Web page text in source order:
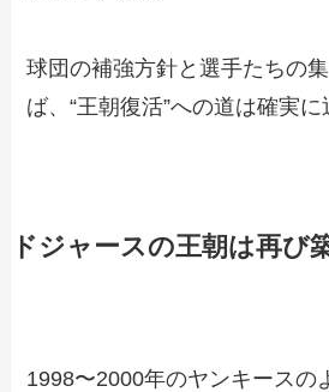
球団の補強方針と選手たちの
ば、“王朝復活”への道は確実に
ドジャースの王朝は再び
1998〜2000年のヤンキースの